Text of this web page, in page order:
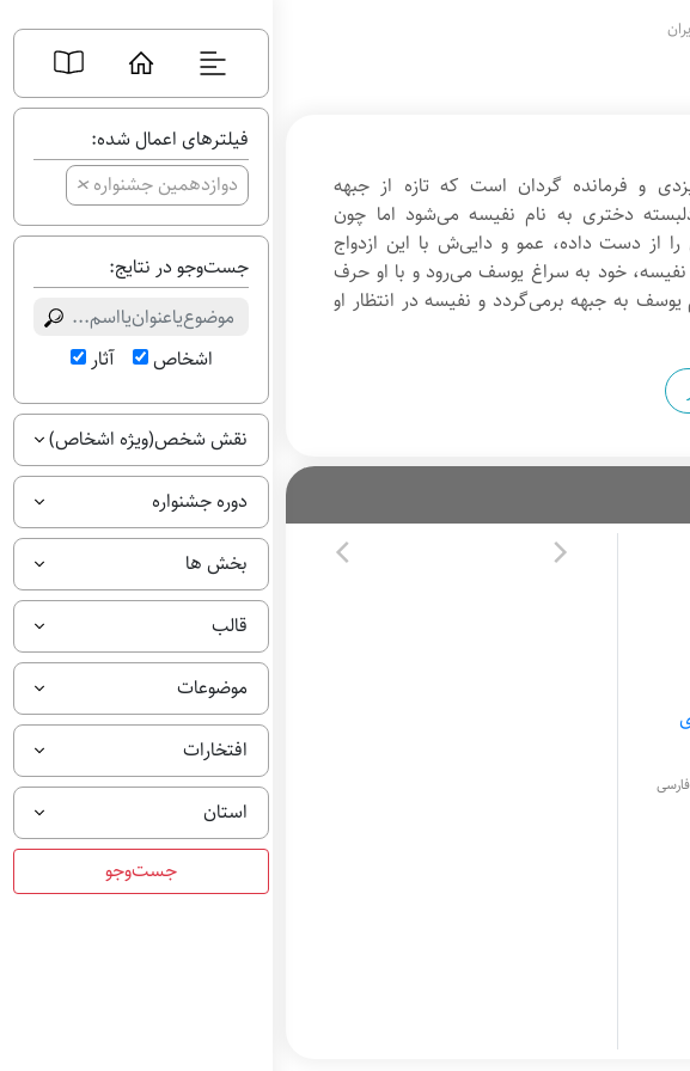
فیلترهای اعمال شده:
دوازدهمین جشنواره+
جست‌وجو در نتایج:
اشخاص آثار
نقش شخص(ویژه اشخاص)
دوره جشنواره
بخش ها
قالب
موضوعات
افتخارات
استان
و فرمانده گردان است که تازه از جبهه
دختری به نام نفیسه می‌شود اما چون
را از دست داده‌، عمو و دایی‌ش با این ازدواج
خود به سراغ یوسف می‌رود و با او حرف
یوسف به جبهه برمی‌گردد و نفیسه در انتظار او